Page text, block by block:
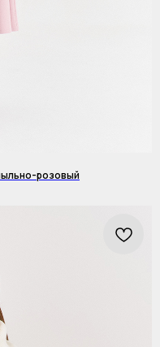
розовый